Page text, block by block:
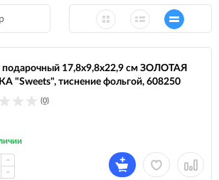
подарочный 17,8x9,8x22,9 см ЗОЛОТАЯ
"Sweets", тиснение фольгой, 608250
(0)